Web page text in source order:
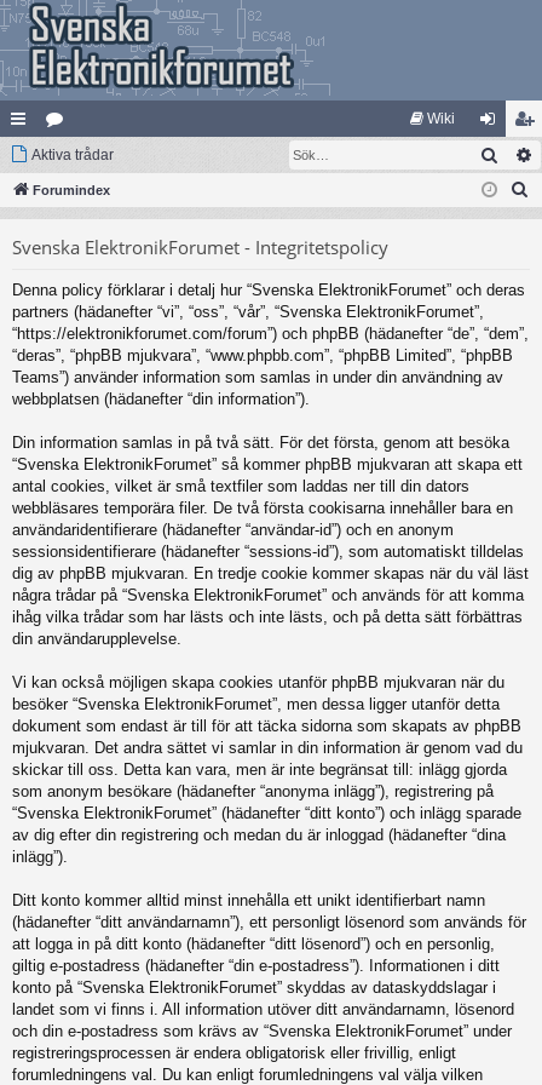
na
bb
ar
at
eg
Wiki
og
ga
li
m
m
Aktiva trådar Sök
Forumindex
Svenska ElektronikForumet - Integritetspolicy
Denna policy förklarar i detalj hur “Svenska ElektronikForumet” och deras
partners (hädanefter “vi”, “oss”, “vår”, “Svenska ElektronikForumet”,
“https://elektronikforumet.com/forum”) och phpBB (hädanefter “de”, “dem”,
“deras”, “phpBB mjukvara”, “www.phpbb.com”, “phpBB Limited”, “phpBB
Teams”) använder information som samlas in under din användning av
webbplatsen (hädanefter “din information”).
Din information samlas in på två sätt. För det första, genom att besöka
“Svenska ElektronikForumet” så kommer phpBB mjukvaran att skapa ett
antal cookies, vilket är små textfiler som laddas ner till din dators
webbläsares temporära filer. De två första cookisarna innehåller bara en
användaridentifierare (hädanefter “användar-id”) och en anonym
sessionsidentifierare (hädanefter “sessions-id”), som automatiskt tilldelas
dig av phpBB mjukvaran. En tredje cookie kommer skapas när du väl läst
några trådar på “Svenska ElektronikForumet” och används för att komma
ihåg vilka trådar som har lästs och inte lästs, och på detta sätt förbättras
din användarupplevelse.
Vi kan också möjligen skapa cookies utanför phpBB mjukvaran när du
besöker “Svenska ElektronikForumet”, men dessa ligger utanför detta
dokument som endast är till för att täcka sidorna som skapats av phpBB
mjukvaran. Det andra sättet vi samlar in din information är genom vad du
skickar till oss. Detta kan vara, men är inte begränsat till: inlägg gjorda
som anonym besökare (hädanefter “anonyma inlägg”), registrering på
“Svenska ElektronikForumet” (hädanefter “ditt konto”) och inlägg sparade
av dig efter din registrering och medan du är inloggad (hädanefter “dina
inlägg”).
Ditt konto kommer alltid minst innehålla ett unikt identifierbart namn
(hädanefter “ditt användarnamn”), ett personligt lösenord som används för
att logga in på ditt konto (hädanefter “ditt lösenord”) och en personlig,
giltig e-postadress (hädanefter “din e-postadress”). Informationen i ditt
konto på “Svenska ElektronikForumet” skyddas av dataskyddslagar i
landet som vi finns i. All information utöver ditt användarnamn, lösenord
och din e-postadress som krävs av “Svenska ElektronikForumet” under
registreringsprocessen är endera obligatorisk eller frivillig, enligt
forumledningens val. Du kan enligt forumledningens val välja vilken